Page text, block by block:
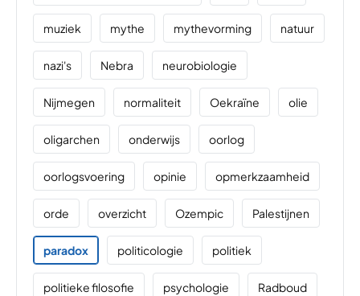
muziek mythe mythevorming natuur
nazi's Nebra neurobiologie
Nijmegen normaliteit Oekraïne olie
oligarchen onderwijs oorlog
oorlogsvoering opinie opmerkzaamheid
orde overzicht Ozempic Palestijnen
paradox politicologie politiek
politieke filosofie psychologie Radboud